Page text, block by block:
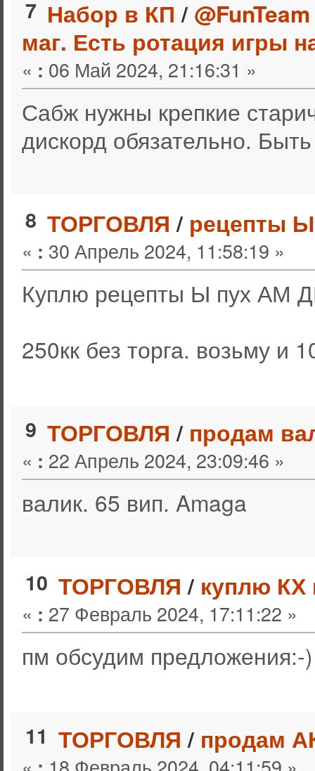
7 Набор в КП /
маг. Есть ротация игры
« : 06 Май 2024, 21:16:31 »
Сабж нужны крепкие
дискорд обязательно.
8 ТОРГОВЛЯ / рецепты
« : 30 Апрель 2024, 11:58:19 »
Куплю рецепты Ы пух АМ
250кк без торга. возьму и
9 ТОРГОВЛЯ / продам
« : 22 Апрель 2024, 23:09:46 »
валик. 65 вип. Amaga
10 ТОРГОВЛЯ / куплю КХ
« : 27 Февраль 2024, 17:11:22 »
пм обсудим предложения:-)
11 ТОРГОВЛЯ / продам